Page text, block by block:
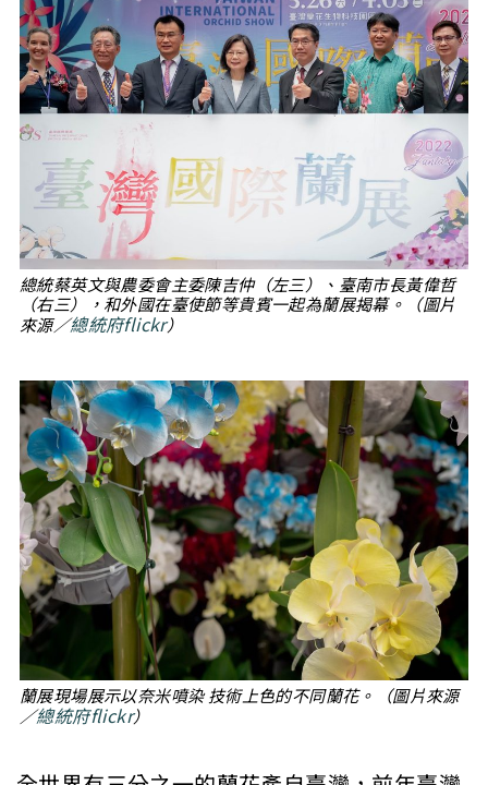
總統蔡英文與農委會主委陳吉仲（左三）、臺南市長黃偉哲
（右三），和外國在臺使節等貴賓一起為蘭展揭幕。（圖片
來源／總統府flickr）
蘭展現場展示以奈米噴染 技術上色的不同蘭花。（圖片來源
／總統府flickr）